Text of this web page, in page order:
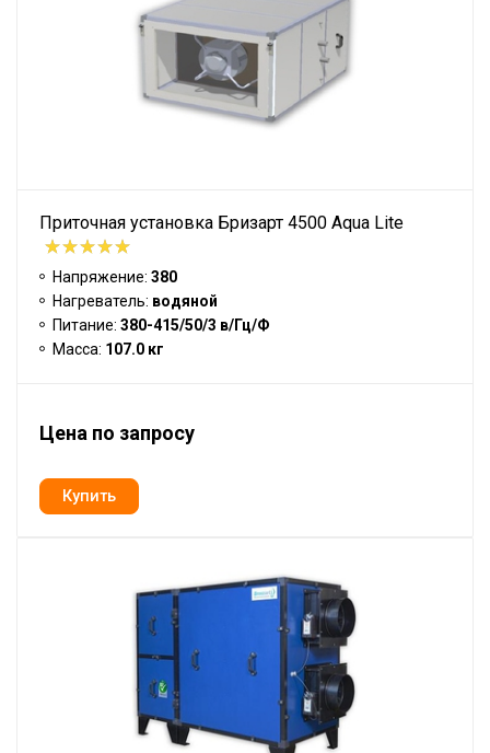
Приточная установка Бризарт 4500 Aqua Lite
Напряжение: 380
Нагреватель: водяной
Питание: 380-415/50/3 в/Гц/Ф
Масса: 107.0 кг
Цена по запросу